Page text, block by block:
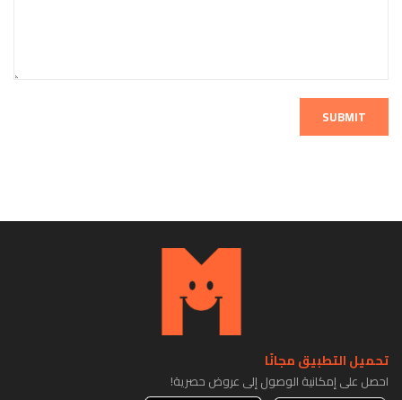
SUBMIT
تحميل التطبيق مجانًا
احصل على إمكانية الوصول إلى عروض حصرية!